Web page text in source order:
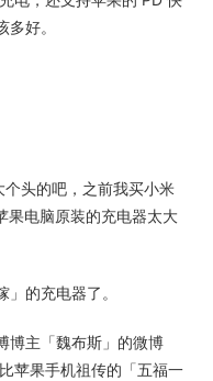
好。
头的吧，之前我买小米
果电脑原装的充电器太大
的充电器了。
博主「魏布斯」的微博
苹果手机祖传的「五福一